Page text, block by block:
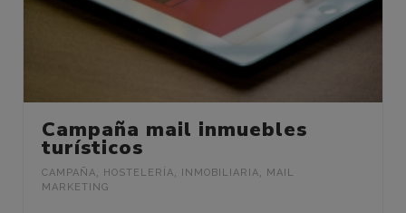
Campaña mail inmuebles
turísticos
CAMPAÑA, HOSTELERÍA, INMOBILIARIA, MAIL
MARKETING